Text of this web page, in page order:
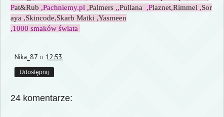
Pat&Rub ,Pachniemy.pl ,Palmers ,,Pullana ,Plaznet,Rimmel ,Sor
aya ,Skincode,Skarb Matki ,Yasmeen
,1000 smaków świata
Nika_87 o 12:53
Udostępnij
24 komentarze: